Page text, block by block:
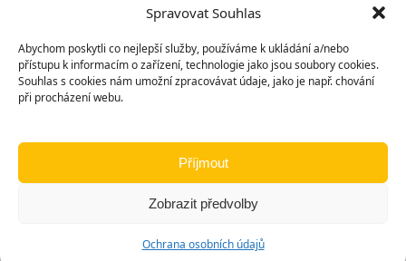
Spravovat Souhlas
Abychom poskytli co nejlepší služby, používáme k ukládání a/nebo
přístupu k informacím o zařízení, technologie jako jsou soubory cookies.
Souhlas s cookies nám umožní zpracovávat údaje, jako je např. chování
při procházení webu.
Příjmout
Zobrazit předvolby
Ochrana osobních údajů
Certifikace ČSN EN ISO 50001:2019
Základní umělecká škola, Krnov
|Prohlášení o přístupnosti